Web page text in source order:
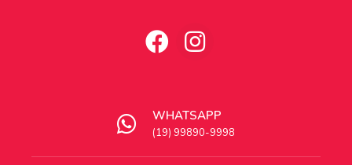
WHATSAPP
(19) 99890-9998